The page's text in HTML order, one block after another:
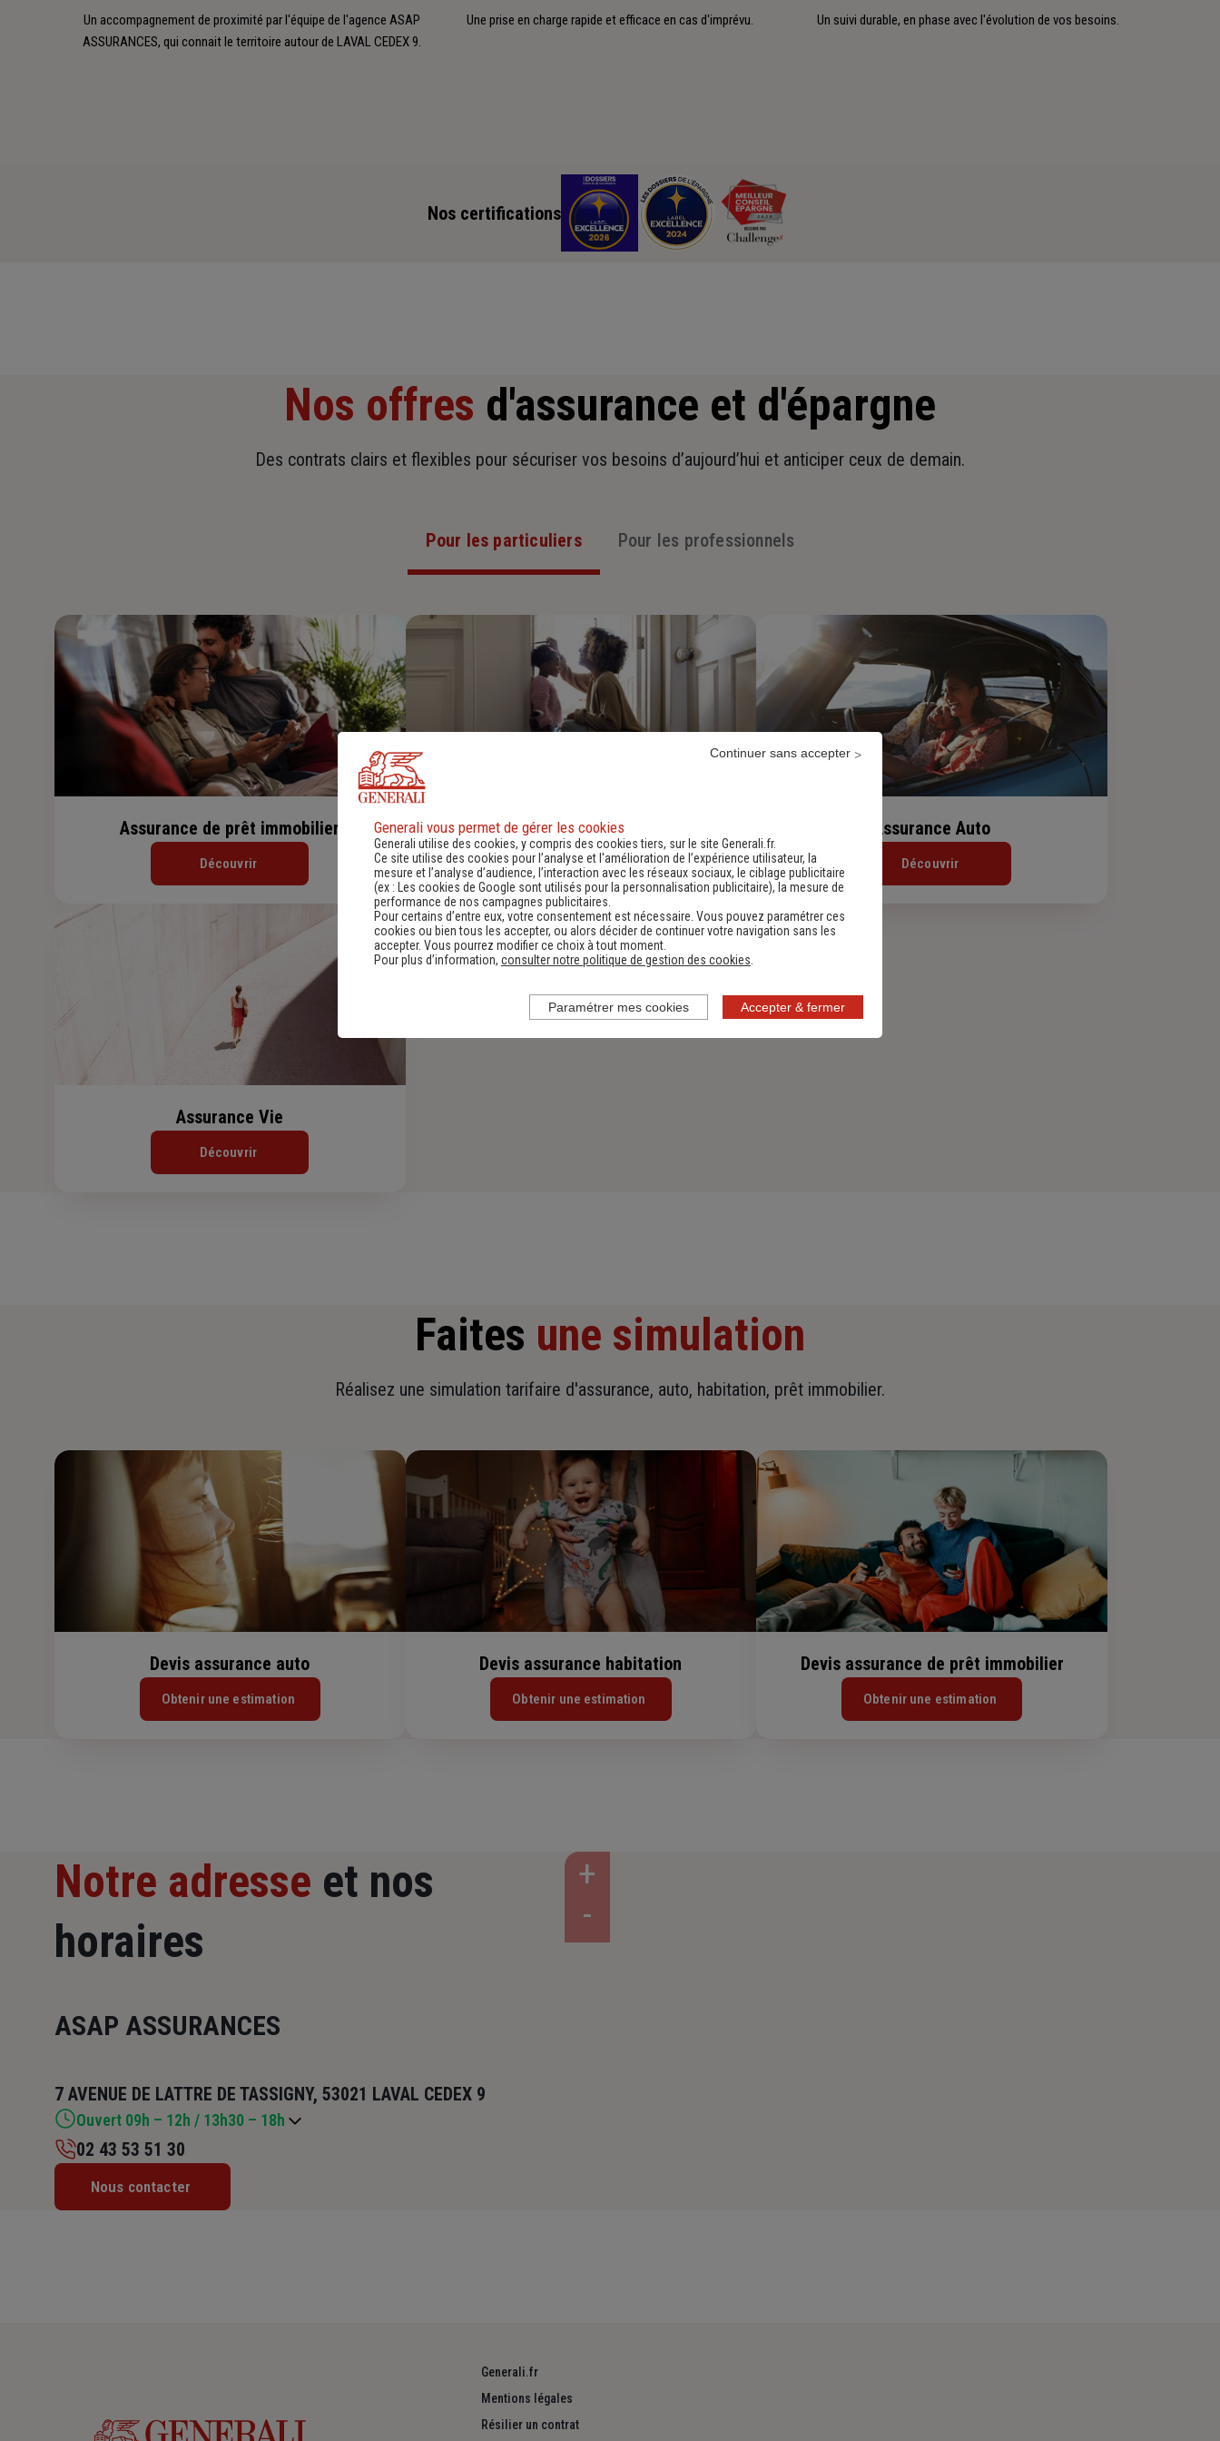
Un accompagnement de proximité par l'équipe de l'agence ASAP
ASSURANCES, qui connait le territoire autour de LAVAL CEDEX 9.
Une prise en charge rapide et efficace en cas d'imprévu. Un suivi durable, en phase avec l'évolution de vos besoins.
Nos certifications
Nos offres d'assurance et d'épargne
Des contrats clairs et flexibles pour sécuriser vos besoins d’aujourd’hui et anticiper ceux de demain.
Pour les particuliers Pour les professionnels
Assurance de prêt immobilier
Découvrir
Assurance Habitation
Découvrir
Assurance Auto
Découvrir
Assurance Vie
Découvrir
Faites une simulation
Réalisez une simulation tarifaire d'assurance, auto, habitation, prêt immobilier.
Devis assurance auto
Obtenir une estimation
Devis assurance habitation
Obtenir une estimation
Devis assurance de prêt immobilier
Obtenir une estimation
Notre adresse et nos
horaires
ASAP ASSURANCES
7 AVENUE DE LATTRE DE TASSIGNY, 53021 LAVAL CEDEX 9
Ouvert 09h – 12h / 13h30 – 18h
Mardi : 09h – 12h / 13h30 – 18h
02 43 53 51 30
Nous contacter
Generali.fr
Mentions légales
Résilier un contrat
Generali vous permet de gérer les cookies
Generali utilise des cookies, y compris des cookies tiers, sur le site Generali.fr.
Ce site utilise des cookies pour l’analyse et l'amélioration de l’expérience utilisateur, la
mesure et l’analyse d’audience, l’interaction avec les réseaux sociaux, le ciblage publicitaire
(ex : Les cookies de Google sont utilisés pour la personnalisation publicitaire), la mesure de
performance de nos campagnes publicitaires.
Pour certains d’entre eux, votre consentement est nécessaire. Vous pouvez paramétrer ces
cookies ou bien tous les accepter, ou alors décider de continuer votre navigation sans les
accepter. Vous pourrez modifier ce choix à tout moment.
Pour plus d’information, consulter notre politique de gestion des cookies.
Accepter & fermer
Continuer sans accepter
Paramétrer mes cookies